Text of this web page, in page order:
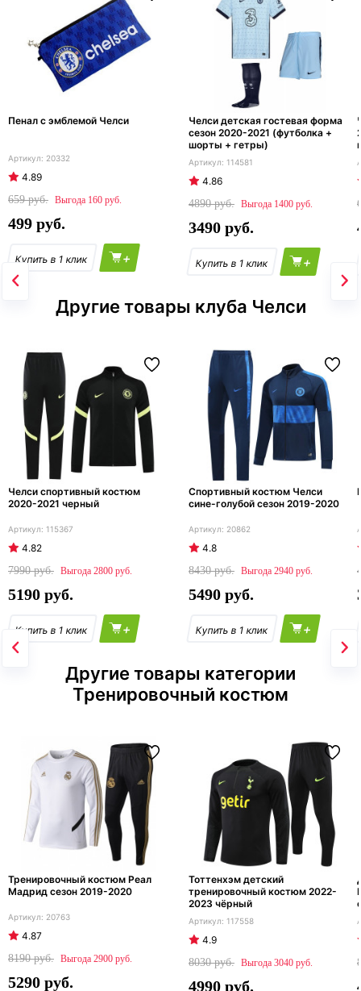
Пенал с эмблемой Челси
20332
4.89
659
160
499
+
Челси детская гостевая форма
сезон 2020-2021 (футболка +
шорты + гетры)
114581
4.86
4890
1400
3490
+
Другие товары клуба Челси
Челси спортивный костюм
2020-2021 черный
115367
4.82
7990
2800
5190
+
Спортивный костюм Челси
сине-голубой сезон 2019-2020
20862
4.8
8430
2940
5490
+
Другие товары категории
Тренировочный костюм
Тренировочный костюм Реал
Мадрид сезон 2019-2020
20763
4.87
8190
2900
5290
Тоттенхэм детский
тренировочный костюм 2022-
2023 чёрный
117558
4.9
8030
3040
4990